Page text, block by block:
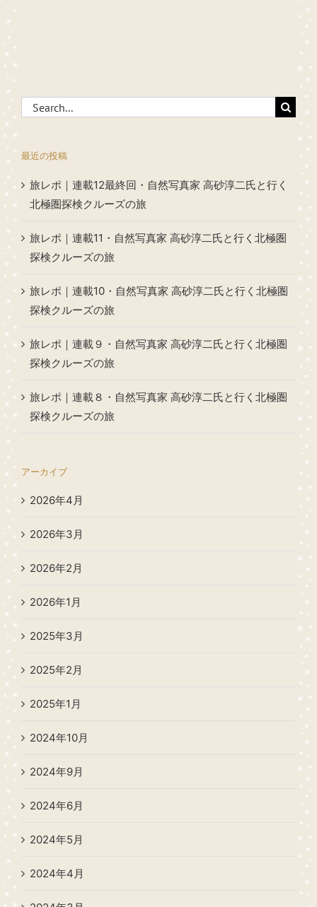
Search
for:
最近の投稿
旅レポ｜連載12最終回・自然写真家 高砂淳二氏と行く
北極圏探検クルーズの旅
旅レポ｜連載11・自然写真家 高砂淳二氏と行く北極圏
探検クルーズの旅
旅レポ｜連載10・自然写真家 高砂淳二氏と行く北極圏
探検クルーズの旅
旅レポ｜連載９・自然写真家 高砂淳二氏と行く北極圏
探検クルーズの旅
旅レポ｜連載８・自然写真家 高砂淳二氏と行く北極圏
探検クルーズの旅
アーカイブ
2026年4月
2026年3月
2026年2月
2026年1月
2025年3月
2025年2月
2025年1月
2024年10月
2024年9月
2024年6月
2024年5月
2024年4月